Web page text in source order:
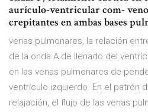
aurículo-ventricular com-
crepitantes en ambas bases
venas pulmonares, la relación
de la onda A de llenado del
en las venas pulmonares de-
ventrículo izquierdo. En el patrón
relajación, el flujo de las venas